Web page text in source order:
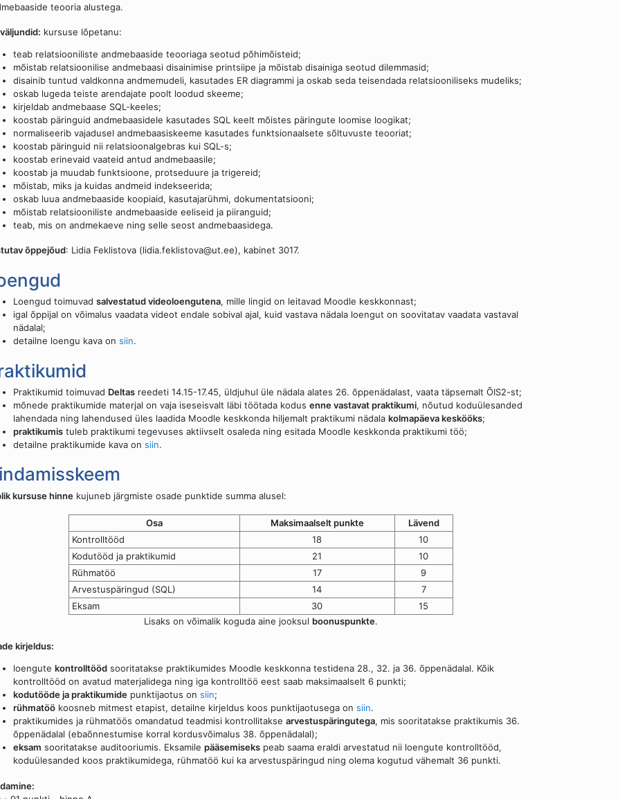
teooria alustega.
kursuse lõpetanu:
teab relatsiooniliste andmebaaside teooriaga seotud põhimõisteid;
mõistab relatsioonilise andmebaasi disainimise printsiipe ja mõistab disainiga seotud dilemmasid;
disainib tuntud valdkonna andmemudeli, kasutades ER diagrammi ja oskab seda teisendada relatsiooniliseks mudeliks;
oskab lugeda teiste arendajate poolt loodud skeeme;
kirjeldab andmebaase SQL-keeles;
koostab päringuid andmebaasidele kasutades SQL keelt mõistes päringute loomise loogikat;
normaliseerib vajadusel andmebaasiskeeme kasutades funktsionaalsete sõltuvuste teooriat;
koostab päringuid nii relatsioonalgebras kui SQL-s;
koostab erinevaid vaateid antud andmebaasile;
koostab ja muudab funktsioone, protseduure ja trigereid;
mõistab, miks ja kuidas andmeid indekseerida;
oskab luua andmebaaside koopiaid, kasutajarühmi, dokumentatsiooni;
mõistab relatsiooniliste andmebaaside eeliseid ja piiranguid;
teab, mis on andmekaeve ning selle seost andmebaasidega.
õppejõud: Lidia Feklistova (lidia.feklistova@ut.ee), kabinet 3017.
Loengud toimuvad salvestatud videoloengutena, mille lingid on leitavad Moodle keskkonnast;
igal õppijal on võimalus vaadata videot endale sobival ajal, kuid vastava nädala loengut on soovitatav vaadata vastaval
nädalal;
detailne loengu kava on siin.
Praktikumid toimuvad Deltas reedeti 14.15-17.45, üldjuhul üle nädala alates 26. õppenädalast, vaata täpsemalt ÕIS2-st;
mõnede praktikumide materjal on vaja iseseisvalt läbi töötada kodus enne vastavat praktikumi, nõutud koduülesanded
lahendada ning lahendused üles laadida Moodle keskkonda hiljemalt praktikumi nädala kolmapäeva keskööks;
praktikumis tuleb praktikumi tegevuses aktiivselt osaleda ning esitada Moodle keskkonda praktikumi töö;
detailne praktikumide kava on siin.
kursuse hinne kujuneb järgmiste osade punktide summa alusel:
Osa Maksimaalselt punkte
Lävend
Kontrolltööd
18
10
Kodutööd ja praktikumid
21
10
Rühmatöö
17
9
Arvestuspäringud (SQL)
14
7
Eksam
30
15
Lisaks on võimalik koguda aine jooksul boonuspunkte.
kirjeldus:
loengute kontrolltööd sooritatakse praktikumides Moodle keskkonna testidena 28., 32. ja 36. õppenädalal. Kõik
kontrolltööd on avatud materjalidega ning iga kontrolltöö eest saab maksimaalselt 6 punkti;
kodutööde ja praktikumide punktijaotus on siin;
rühmatöö koosneb mitmest etapist, detailne kirjeldus koos punktijaotusega on siin.
praktikumides ja rühmatöös omandatud teadmisi kontrollitakse arvestuspäringutega, mis sooritatakse praktikumis 36.
õppenädalal (ebaõnnestumise korral kordusvõimalus 38. õppenädalal);
eksam sooritatakse auditooriumis. Eksamile pääsemiseks peab saama eraldi arvestatud nii loengute kontrolltööd,
koduülesanded koos praktikumidega, rühmatöö kui ka arvestuspäringud ning olema kogutud vähemalt 36 punkti.